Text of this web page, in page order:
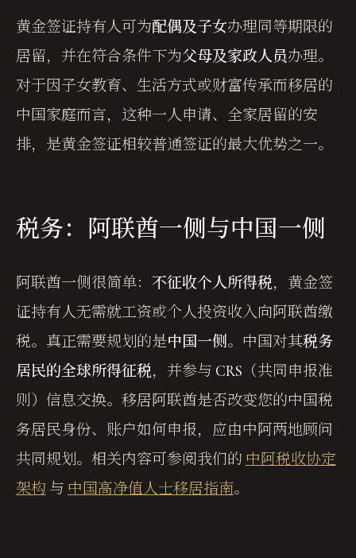
黄金签证持有人可为配偶及子女办理同等期限的
居留，并在符合条件下为父母及家政人员办理。
对于因子女教育、生活方式或财富传承而移居的
中国家庭而言，这种一人申请、全家居留的安
排，是黄金签证相较普通签证的最大优势之一。
税务：阿联酋一侧与中国一侧
阿联酋一侧很简单： 不征收个人所得税，黄金签
证持有人无需就工资或个人投资收入向阿联酋缴
税。真正需要规划的是中国一侧。中国对其税务
居民的全球所得征税，并参与 CRS （共同申报准
则）信息交换。移居阿联酋是否改变您的中国税
务居民身份、账户如何申报，应由中阿两地顾问
共同规划。相关内容可参阅我们的 中阿税收协定
架构 与 中国高净值人士移居指南。